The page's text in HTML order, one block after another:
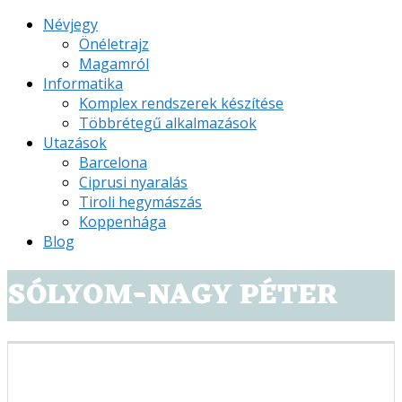
Névjegy
Önéletrajz
Magamról
Informatika
Komplex rendszerek készítése
Többrétegű alkalmazások
Utazások
Barcelona
Ciprusi nyaralás
Tiroli hegymászás
Koppenhága
Blog
SÓLYOM-NAGY PÉTER